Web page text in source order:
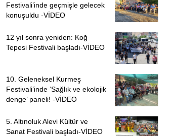
Festivali’inde geçmişle gelecek
konuşuldu -VİDEO
12 yıl sonra yeniden: Koğ
Tepesi Festivali başladı-VİDEO
10. Geleneksel Kurmeş
Festivali’inde ‘Sağlık ve ekolojik
denge’ paneli! -VİDEO
5. Altınoluk Alevi Kültür ve
Sanat Festivali başladı-VİDEO